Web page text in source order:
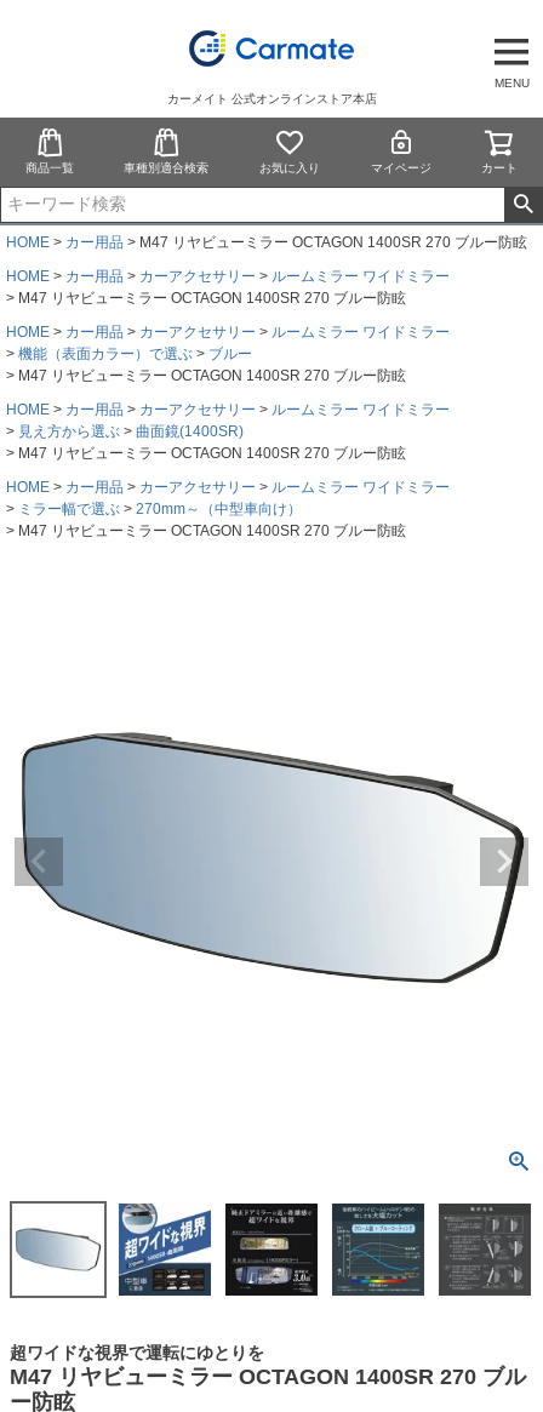
MENU
カーメイト 公式オンラインストア本店
商品一覧 車種別適合検索 お気に入り マイページ カート
HOME カー用品
M47 リヤビューミラー OCTAGON 1400SR 270 ブルー防眩
HOME
カー用品 カーアクセサリー
ルームミラー ワイドミラー
M47 リヤビューミラー OCTAGON 1400SR 270 ブルー防眩
HOME
カー用品 カーアクセサリー
ルームミラー ワイドミラー
機能（表面カラー）で選ぶ
ブルー
M47 リヤビューミラー OCTAGON 1400SR 270 ブルー防眩
HOME
カー用品 カーアクセサリー
ルームミラー ワイドミラー
見え方から選ぶ
曲面鏡(1400SR)
M47 リヤビューミラー OCTAGON 1400SR 270 ブルー防眩
HOME
カー用品 カーアクセサリー
ルームミラー ワイドミラー
ミラー幅で選ぶ
270mm～（中型車向け）
M47 リヤビューミラー OCTAGON 1400SR 270 ブルー防眩
超ワイドな視界で運転にゆとりを
M47 リヤビューミラー OCTAGON 1400SR 270 ブル
ー防眩